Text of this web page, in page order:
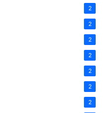
2
2
2
2
2
2
2